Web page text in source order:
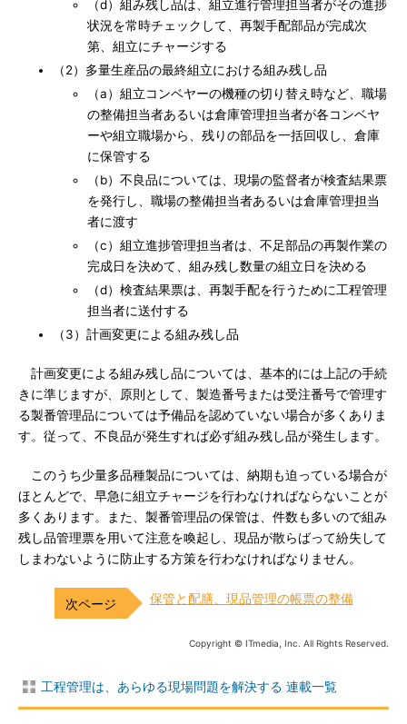
（d）組み残し品は、組立進行管理担当者がその進捗
状況を常時チェックして、再製手配部品が完成次
第、組立にチャージする
（2）多量生産品の最終組立における組み残し品
（a）組立コンベヤーの機種の切り替え時など、職場
の整備担当者あるいは倉庫管理担当者が各コンベヤ
ーや組立職場から、残りの部品を一括回収し、倉庫
に保管する
（b）不良品については、現場の監督者が検査結果票
を発行し、職場の整備担当者あるいは倉庫管理担当
者に渡す
（c）組立進捗管理担当者は、不足部品の再製作業の
完成日を決めて、組み残し数量の組立日を決める
（d）検査結果票は、再製手配を行うために工程管理
担当者に送付する
（3）計画変更による組み残し品
計画変更による組み残し品については、基本的には上記の手続
きに準じますが、原則として、製造番号または受注番号で管理す
る製番管理品については予備品を認めていない場合が多くありま
す。従って、不良品が発生すれば必ず組み残し品が発生します。
このうち少量多品種製品については、納期も迫っている場合が
ほとんどで、早急に組立チャージを行わなければならないことが
多くあります。また、製番管理品の保管は、件数も多いので組み
残し品管理票を用いて注意を喚起し、現品が散らばって紛失して
しまわないように防止する方策を行わなければなりません。
保管と配膳、現品管理の帳票の整備
Copyright © ITmedia, Inc. All Rights Reserved.
工程管理は、あらゆる現場問題を解決する 連載一覧